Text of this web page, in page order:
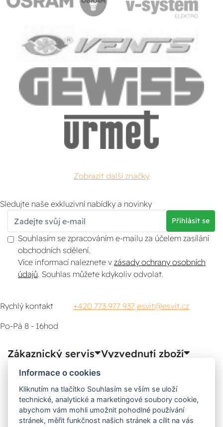
Zobrazit další značky
Sledujte naše exkluzivní nabídky a novinky
Přihlásit se
Souhlasím se zpracováním e-mailu za účelem zasílání
obchodních sdělení.
Více informací naleznete v zásady ochrany osobních
údajů . Souhlas můžete kdykoliv odvolat.
Rychlý kontakt +420 773 977 937 esvit@esvit.cz
Po-Pá 8 - 16hod
Zákaznický servis Vyzvednutí zboží
Poradna
Možnosti dopravy
Informace o cookies
Kliknutím na tlačítko Souhlasím se vším se uloží
technické, analytické a marketingové soubory cookie,
abychom vám mohli umožnit pohodlné používání
stránek, měřit funkčnost našich stránek a cílit na vás